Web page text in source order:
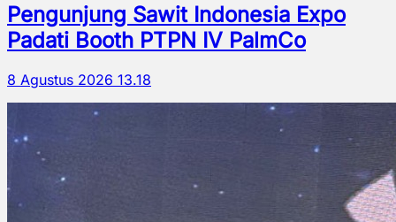
Pengunjung Sawit Indonesia Expo
Padati Booth PTPN IV PalmCo
8 Agustus 2026 13.18